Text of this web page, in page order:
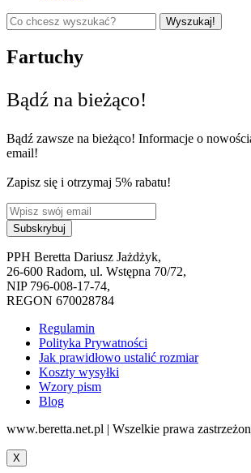
Wyszukaj!
Fartuchy
Bądź na bieżąco!
Bądź zawsze na bieżąco! Informacje o
email!
Zapisz się i otrzymaj 5% rabatu!
PPH Beretta Dariusz Jażdżyk,
26-600 Radom, ul. Wstępna 70/72,
NIP 796-008-17-74,
REGON 670028784
Regulamin
Polityka Prywatności
Jak prawidłowo ustalić rozmiar
Koszty wysyłki
Wzory pism
Blog
www.beretta.net.pl | Wszelkie prawa
X